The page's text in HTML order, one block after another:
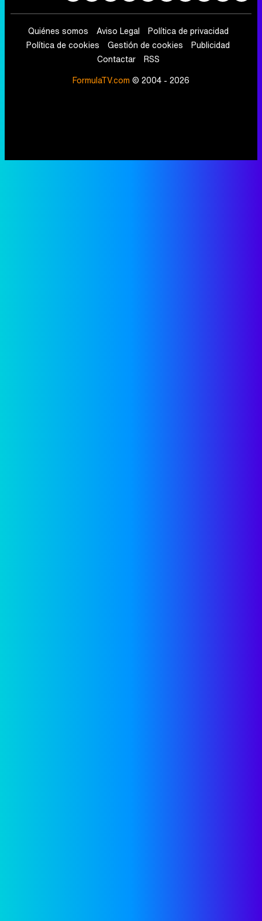
Quiénes somos Aviso Legal
Política de privacidad
Política de cookies
Gestión de cookies
Publicidad
Contactar
RSS
FormulaTV.com © 2004 - 2026